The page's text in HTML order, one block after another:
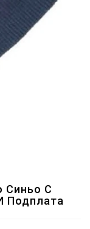
Синьо С
Подплата